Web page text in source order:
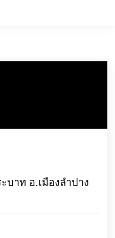
บาท อ.เมืองลำปาง